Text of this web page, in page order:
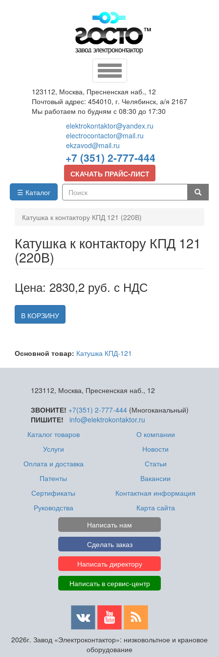
Toggle
navigation
123112, Москва, Пресненская наб., 12
Почтовый адрес: 454010, г. Челябинск, а/я 2167
Мы работаем по будням с 08:30 до 17:30
elektrokontaktor@yandex.ru
electrocontactor@mail.ru
ekzavod@mail.ru
+7 (351) 2-777-444
СКАЧАТЬ ПРАЙС-ЛИСТ
☰ Каталог
Катушка к контактору КПД 121 (220В)
Катушка к контактору КПД 121
(220В)
Цена: 2830,2 руб. с НДС
В КОРЗИНУ
Основной товар: Катушка КПД-121
123112, Москва, Пресненская наб., 12
ЗВОНИТЕ! +7(351) 2-777-444(Многоканальный)
ПИШИТЕ!
info@elektrokontaktor.ru
Каталог товаров
Услуги
Оплата и доставка
Патенты
Сертификаты
Руководства
О компании
Новости
Статьи
Вакансии
Контактная информация
Карта сайта
Написать нам
Сделать заказ
Написать директору
Написать в сервис-центр
2026г. Завод «Электроконтактор»: низковольтное и крановое
оборудование